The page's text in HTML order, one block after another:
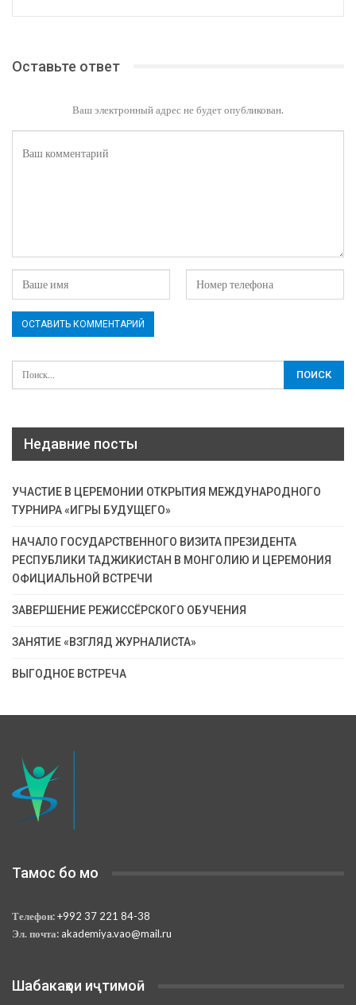
Оставьте ответ
Ваш электронный адрес не будет опубликован.
Недавние посты
УЧАСТИЕ В ЦЕРЕМОНИИ ОТКРЫТИЯ МЕЖДУНАРОДНОГО
ТУРНИРА «ИГРЫ БУДУЩЕГО»
НАЧАЛО ГОСУДАРСТВЕННОГО ВИЗИТА ПРЕЗИДЕНТА
РЕСПУБЛИКИ ТАДЖИКИСТАН В МОНГОЛИЮ И ЦЕРЕМОНИЯ
ОФИЦИАЛЬНОЙ ВСТРЕЧИ
ЗАВЕРШЕНИЕ РЕЖИССЁРСКОГО ОБУЧЕНИЯ
ЗАНЯТИЕ «ВЗГЛЯД ЖУРНАЛИСТА»
ВЫГОДНОЕ ВСТРЕЧА
Тамос бо мо
Телефон:+992 37 221 84-38
Эл. почта: akademiya.vao@mail.ru
Шабакаҳои иҷтимоӣ